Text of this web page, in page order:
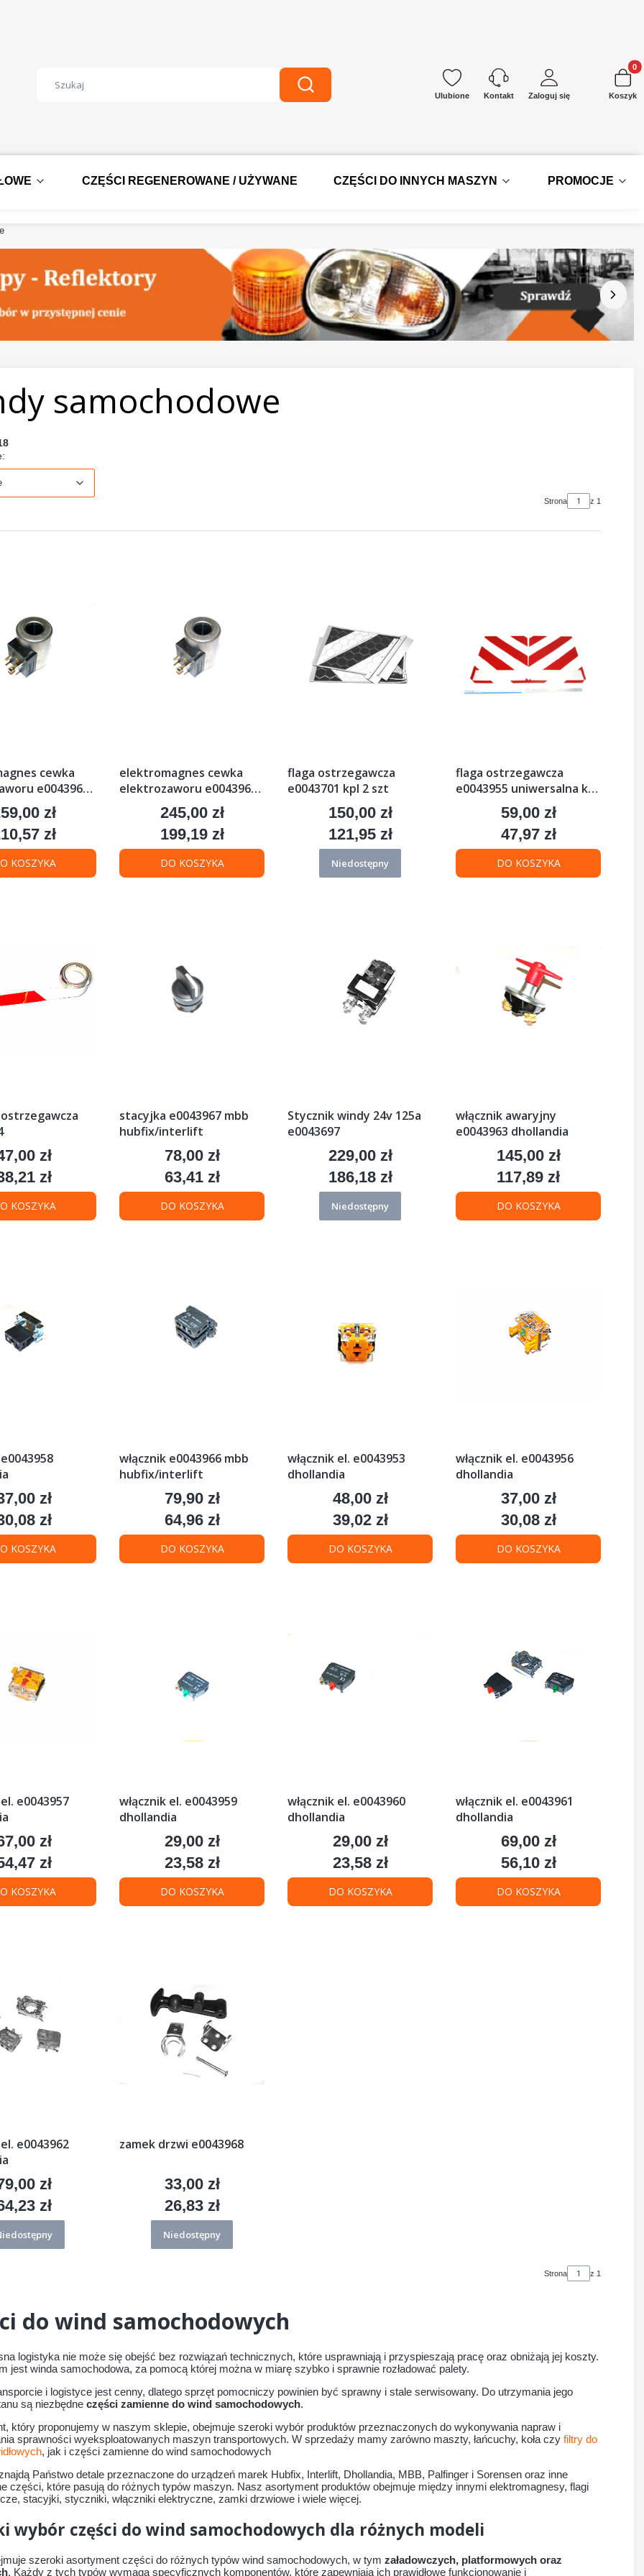
Wyczyść Szukaj Ulubione Kontakt Zaloguj się Koszyk
CZĘŚCI REGENEROWANE / UŻYWANE CZĘŚCI DO INNYCH MASZYN PROMOCJE
samochodowe
Strona z 1
cewka
e0043964
interlift
zł
zł
KOSZYKA
elektromagnes cewka
elektrozaworu e0043965
mbb hubfix/interlift
Cena
245,00 zł
Cena
199,19 zł
DO KOSZYKA
flaga ostrzegawcza
e0043701 kpl 2 szt
Cena
150,00 zł
Cena
121,95 zł
Niedostępny
flaga ostrzegawcza
e0043955 uniwersalna kpl.
Cena
59,00 zł
Cena
47,97 zł
DO KOSZYKA
zł
zł
KOSZYKA
stacyjka e0043967 mbb
hubfix/interlift
Cena
78,00 zł
Cena
63,41 zł
DO KOSZYKA
Stycznik windy 24v 125a
e0043697
Cena
229,00 zł
Cena
186,18 zł
Niedostępny
włącznik awaryjny
e0043963 dhollandia
Cena
145,00 zł
Cena
117,89 zł
DO KOSZYKA
zł
zł
KOSZYKA
włącznik e0043966 mbb
hubfix/interlift
Cena
79,90 zł
Cena
64,96 zł
DO KOSZYKA
włącznik el. e0043953
dhollandia
Cena
48,00 zł
Cena
39,02 zł
DO KOSZYKA
włącznik el. e0043956
dhollandia
Cena
37,00 zł
Cena
30,08 zł
DO KOSZYKA
e0043957
zł
zł
KOSZYKA
włącznik el. e0043959
dhollandia
Cena
29,00 zł
Cena
23,58 zł
DO KOSZYKA
włącznik el. e0043960
dhollandia
Cena
29,00 zł
Cena
23,58 zł
DO KOSZYKA
włącznik el. e0043961
dhollandia
Cena
69,00 zł
Cena
56,10 zł
DO KOSZYKA
e0043962
zł
zł
zamek drzwi e0043968
Cena
33,00 zł
Cena
26,83 zł
Niedostępny
Strona z 1
do wind samochodowych
logistyka nie może się obejść bez rozwiązań technicznych, które usprawniają i przyspieszają pracę oraz obniżają jej koszty.
jest winda samochodowa, za pomocą której można w miarę szybko i sprawnie rozładować palety.
i logistyce jest cenny, dlatego sprzęt pomocniczy powinien być sprawny i stale serwisowany. Do utrzymania jego
są niezbędne części zamienne do wind samochodowych.
który proponujemy w naszym sklepie, obejmuje szeroki wybór produktów przeznaczonych do wykonywania napraw i
sprawności wyeksploatowanych maszyn transportowych. W sprzedaży mamy zarówno maszty, łańcuchy, koła czy filtry do
, jak i części zamienne do wind samochodowych
Państwo detale przeznaczone do urządzeń marek Hubfix, Interlift, Dhollandia, MBB, Palfinger i Sorensen oraz inne
części, które pasują do różnych typów maszyn. Nasz asortyment produktów obejmuje między innymi elektromagnesy, flagi
stacyjki, styczniki, włączniki elektryczne, zamki drzwiowe i wiele więcej.
wybór części do wind samochodowych dla różnych modeli
szeroki asortyment części do różnych typów wind samochodowych, w tym załadowczych, platformowych oraz
. Każdy z tych typów wymaga specyficznych komponentów, które zapewniają ich prawidłowe funkcjonowanie i